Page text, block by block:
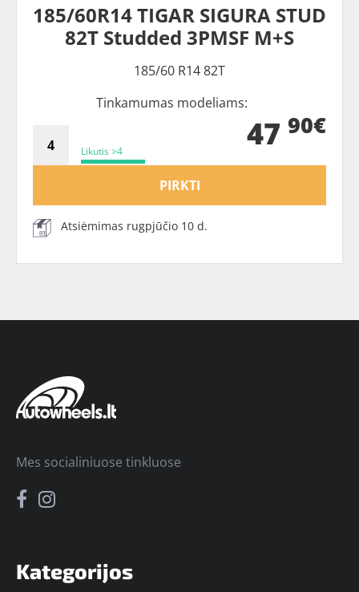
185/60R14 TIGAR SIGURA STUD
82T Studded 3PMSF M+S
185/60 R14 82T
Tinkamumas modeliams:
Likutis >4 47 90€
PIRKTI
Atsiėmimas rugpjūčio 10 d.
Kategorijos
Mes socialiniuose tinkluose